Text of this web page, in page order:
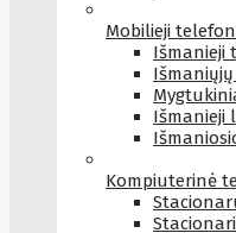
Mobilieji
Išmanieji
Išmanieji
Kompiuterinė